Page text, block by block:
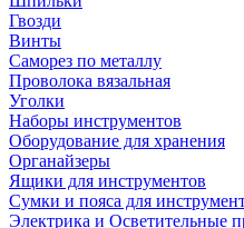
Гвозди
Винты
Саморез по металлу
Проволока вязальная
Уголки
Наборы инструментов
Оборудование для хранения
Органайзеры
Ящики для инструментов
Сумки и пояса для
Электрика и Осветительные